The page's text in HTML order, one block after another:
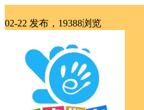
02-22 发布，19388浏览